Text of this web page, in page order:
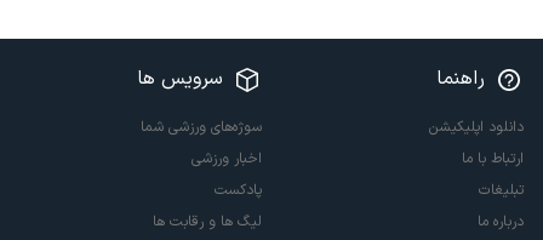
راهنما
دانلود اپلیکیشن
ارتباط با ما
تبلیغات
درباره ما
سرویس ها
سوژه‌های ورزشی شما
اخبار ورزشی
پادکست
لیگ ها و رقابت ها